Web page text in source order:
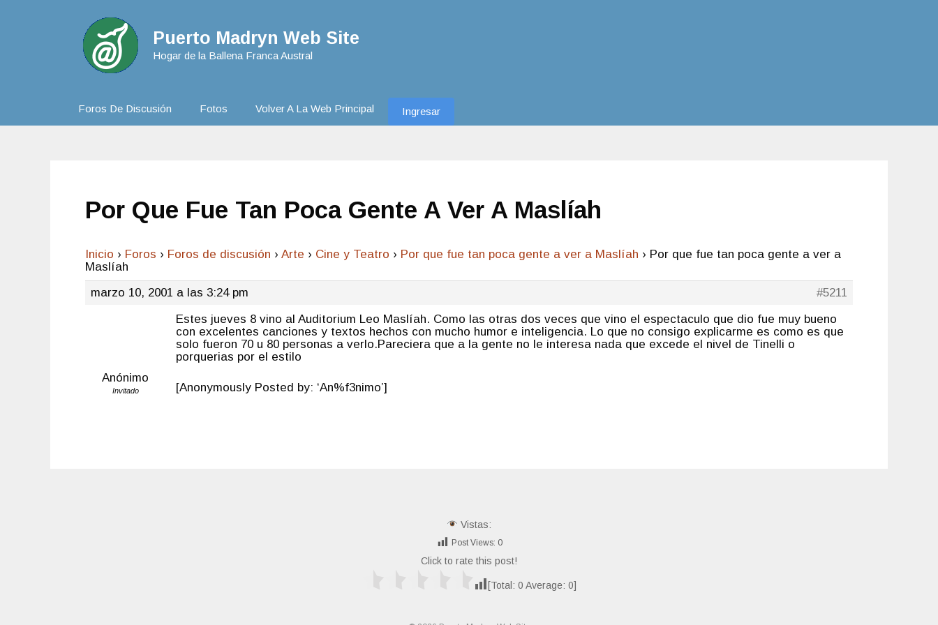
Puerto Madryn Web Site
Hogar de la Ballena Franca Austral
Foros De Discusión Fotos Volver A La Web Principal Ingresar
Por Que Fue Tan Poca Gente A Ver A Maslíah
Inicio › Foros › Foros de discusión › Arte › Cine y Teatro › Por que fue tan poca gente a ver a Maslíah › Por que fue tan poca gente a ver a
Maslíah
marzo 10, 2001 a las 3:24 pm
#5211
Anónimo
Invitado
Estes jueves 8 vino al Auditorium Leo Maslíah. Como las otras dos veces que vino el espectaculo que dio fue muy bueno
con excelentes canciones y textos hechos con mucho humor e inteligencia. Lo que no consigo explicarme es como es que
solo fueron 70 u 80 personas a verlo.Pareciera que a la gente no le interesa nada que excede el nivel de Tinelli o
porquerias por el estilo
[Anonymously Posted by: ‘An%f3nimo’]
Vistas:
Post Views: 0
Click to rate this post!
[Total: 0 Average: 0]